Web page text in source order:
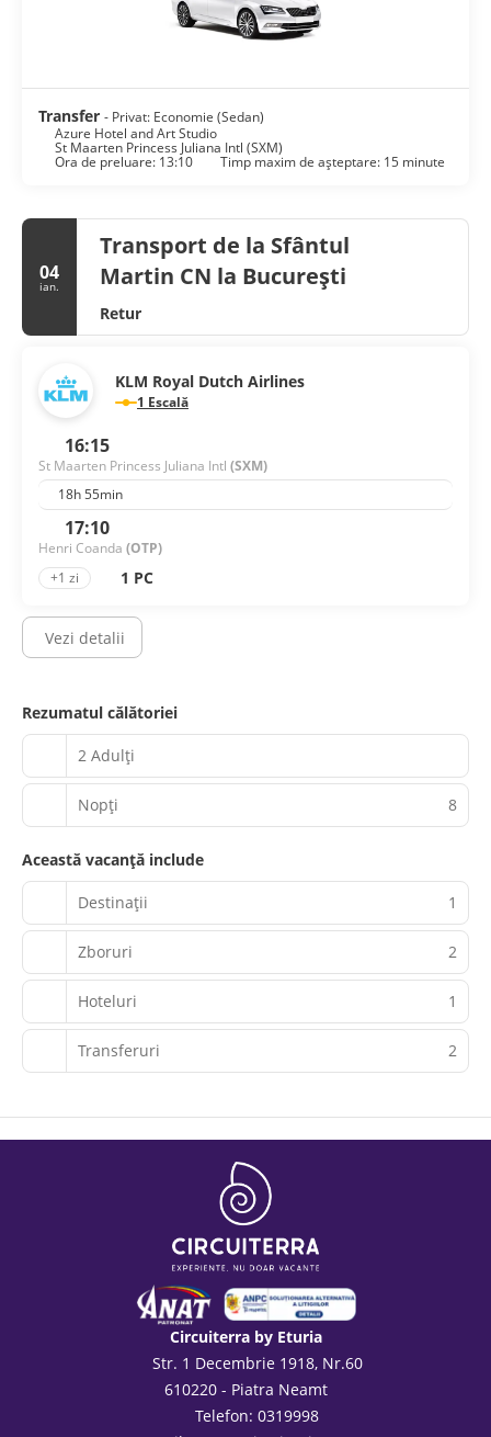
Featured amenities include a computer station and luggage
Transfer - Privat: Economie (Sedan)
Azure Hotel and Art Studio
St Maarten Princess Juliana Intl (SXM)
Ora de preluare: 13:10 Timp maxim de așteptare: 15 minute
04
ian.
Transport de la Sfântul
Martin CN la București
Retur
KLM Royal Dutch Airlines
1 Escală
16:15
St Maarten Princess Juliana Intl (SXM)
18h 55min
17:10
Henri Coanda (OTP)
+1 zi
1 PC
Vezi detalii
Rezumatul călătoriei
2 Adulți
Nopţi 8
Această vacanță include
Destinații 1
Zboruri 2
Hoteluri 1
Transferuri 2
Circuiterra by Eturia
Str. 1 Decembrie 1918, Nr.60
610220 - Piatra Neamt
Telefon: 0319998